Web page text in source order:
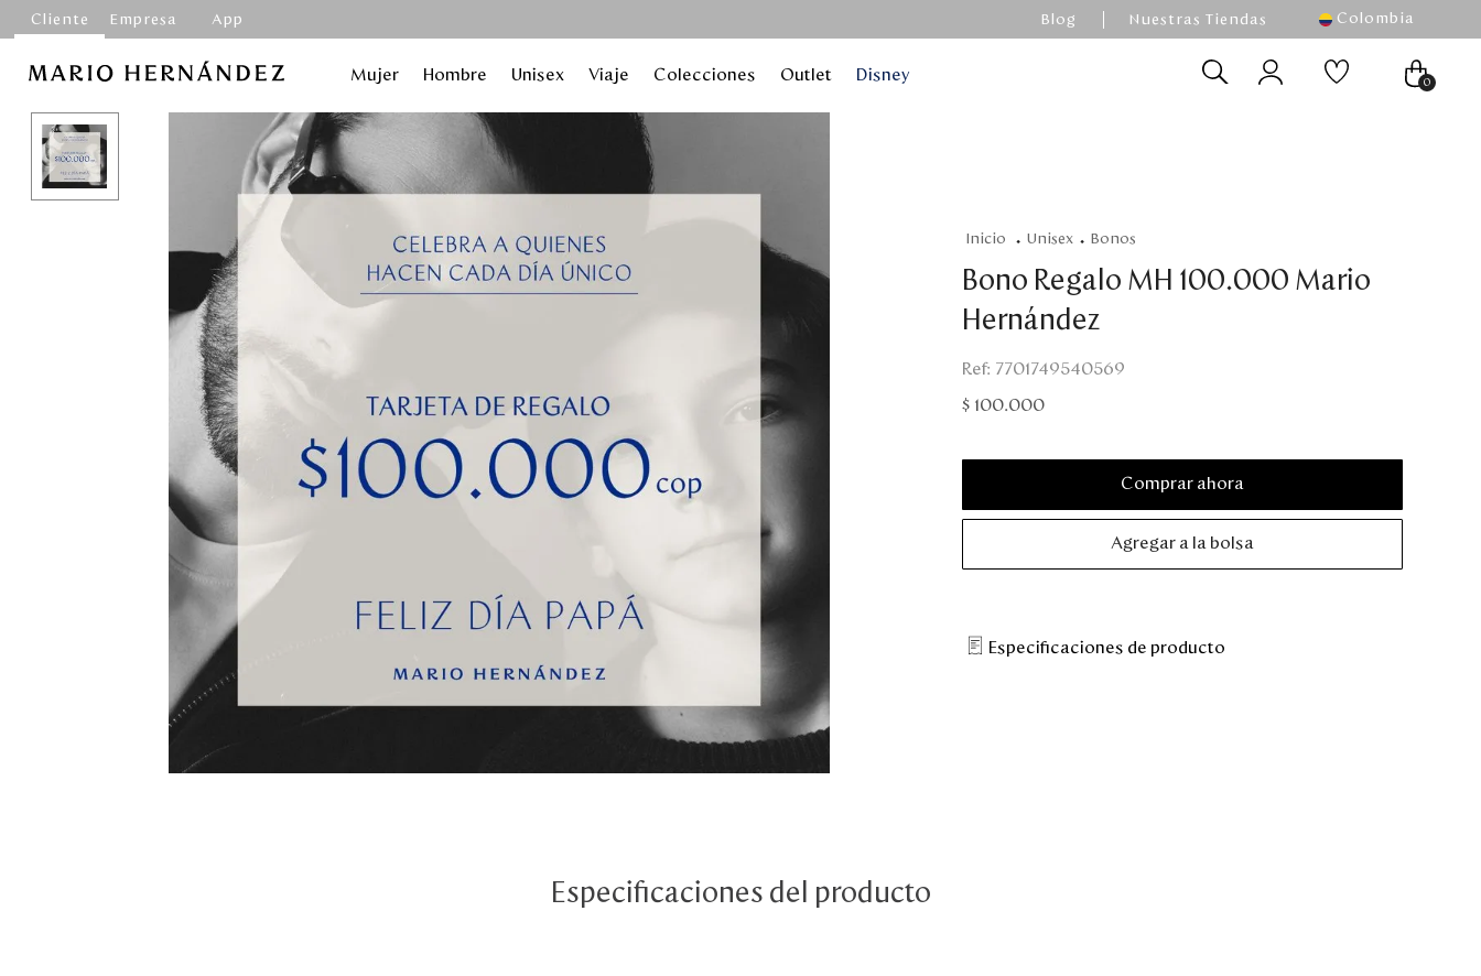
Cliente Empresa App Blog Nuestras Tiendas Colombia
Mujer Hombre Unisex Viaje Colecciones Outlet Disney 0
unisex bonos
Bono Regalo MH 100.000 Mario
Hernández
: 7701749540569
$ 100.000
Comprar ahora
Agregar a la bolsa
Especificaciones de producto
Especificaciones del producto